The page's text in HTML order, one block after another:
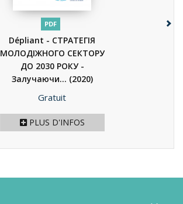
PDF
Dépliant - СТРАТЕГІЯ
МОЛОДІЖНОГО СЕКТОРУ
ДО 2030 РОКУ -
Залучаючи... (2020)
Prix
Gratuit
PLUS D'INFOS